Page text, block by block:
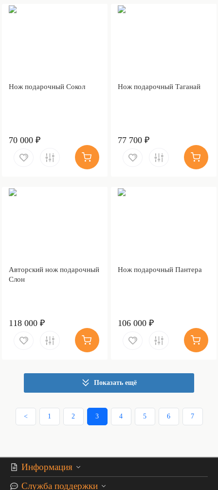
Нож подарочный Сокол
70 000 ₽
Нож подарочный Таганай
77 700 ₽
Авторский нож подарочный
Слон
118 000 ₽
Нож подарочный Пантера
106 000 ₽
Показать ещё
< 1 2 3 4 5 6 7
Информация
Служба поддержки